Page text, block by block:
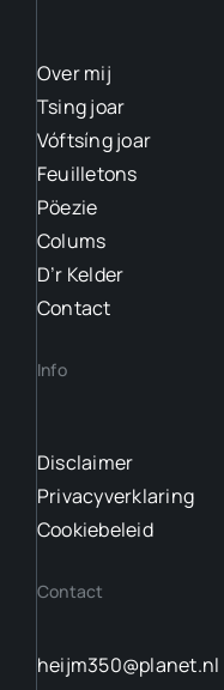
Over mij
Tsing joar
Vóftsíng joar
Feuilletons
Pöezie
Colums
D’r Kelder
Contact
Info
Disclaimer
Privacyverklaring
Cookiebeleid
Contact
heijm350@planet.nl